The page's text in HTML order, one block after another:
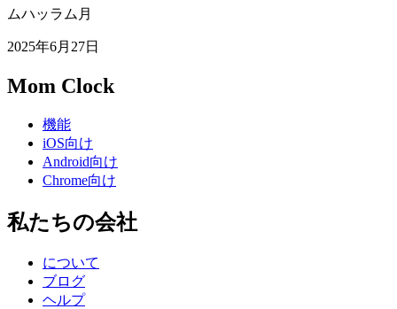
ムハッラム月
2025年6月27日
Mom Clock
機能
iOS向け
Android向け
Chrome向け
私たちの会社
について
ブログ
ヘルプ